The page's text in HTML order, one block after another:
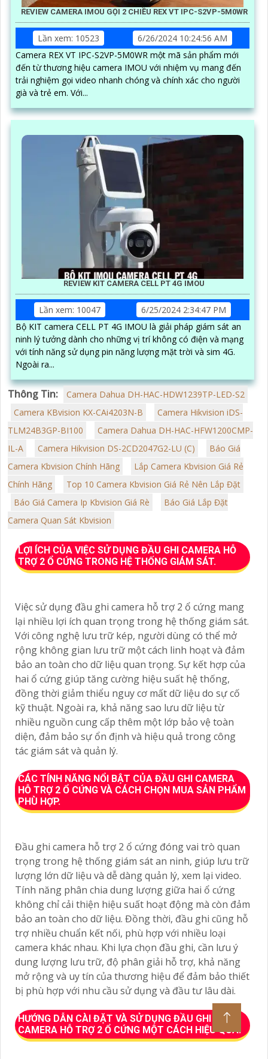
REVIEW CAMERA IMOU GỌI 2 CHIỀU REX VT IPC-S2VP-5M0WR
Lần xem: 10523
6/26/2024 10:24:56 AM
Camera REX VT IPC-S2VP-5M0WR một mã sản phẩm mới
đến từ thương hiệu camera IMOU với nhiệm vụ mang đến
trải nghiệm gọi video nhanh chóng và chính xác cho người
già và trẻ em. Với...
REVIEW KIT CAMERA CELL PT 4G IMOU
Lần xem: 10047
6/25/2024 2:34:47 PM
Bộ KIT camera CELL PT 4G IMOU là giải pháp giám sát an
ninh lý tưởng dành cho những vị trí không có điện và mạng
với tính năng sử dụng pin năng lượng mặt trời và sim 4G.
Ngoài ra...
Thông Tin:
Camera Dahua DH-HAC-HDW1239TP-LED-S2
Camera KBvision KX-CAi4203N-B
Camera Hikvision iDS-
TLM24B3GP-BI100
Camera Dahua DH-HAC-HFW1200CMP-
IL-A
Camera Hikvision DS-2CD2047G2-LU (C)
Báo Giá
Camera Kbvision Chính Hãng
Lắp Camera Kbvision Giá Rẻ
Chính Hãng
Top 10 Camera Kbvision Giá Rẻ Nên Lắp Đặt
Báo Giá Camera Ip Kbvision Giá Rè
Báo Giá Lắp Đặt
Camera Quan Sát Kbvision
LỢI ÍCH CỦA VIỆC SỬ DỤNG ĐẦU GHI CAMERA HỖ
TRỢ 2 Ổ CỨNG TRONG HỆ THỐNG GIÁM SÁT.
Việc sử dụng đầu ghi camera hỗ trợ 2 ổ cứng mang
lại nhiều lợi ích quan trọng trong hệ thống giám sát.
Với công nghệ lưu trữ kép, người dùng có thể mở
rộng không gian lưu trữ một cách linh hoạt và đảm
bảo an toàn cho dữ liệu quan trọng. Sự kết hợp của
hai ổ cứng giúp tăng cường hiệu suất hệ thống,
đồng thời giảm thiểu nguy cơ mất dữ liệu do sự cố
kỹ thuật. Ngoài ra, khả năng sao lưu dữ liệu từ
nhiều nguồn cung cấp thêm một lớp bảo vệ toàn
diện, đảm bảo sự ổn định và hiệu quả trong công
tác giám sát và quản lý.
CÁC TÍNH NĂNG NỔI BẬT CỦA ĐẦU GHI CAMERA
HỖ TRỢ 2 Ổ CỨNG VÀ CÁCH CHỌN MUA SẢN PHẨM
PHÙ HỢP.
Đầu ghi camera hỗ trợ 2 ổ cứng đóng vai trò quan
trọng trong hệ thống giám sát an ninh, giúp lưu trữ
lượng lớn dữ liệu và dễ dàng quản lý, xem lại video.
Tính năng phân chia dung lượng giữa hai ổ cứng
không chỉ cải thiện hiệu suất hoạt động mà còn đảm
bảo an toàn cho dữ liệu. Đồng thời, đầu ghi cũng hỗ
trợ nhiều chuẩn kết nối, phù hợp với nhiều loại
camera khác nhau. Khi lựa chọn đầu ghi, cần lưu ý
dung lượng lưu trữ, độ phân giải hỗ trợ, khả năng
mở rộng và uy tín của thương hiệu để đảm bảo thiết
bị phù hợp với nhu cầu sử dụng và đầu tư lâu dài.
HƯỚNG DẪN CÀI ĐẶT VÀ SỬ DỤNG ĐẦU GHI
CAMERA HỖ TRỢ 2 Ổ CỨNG MỘT CÁCH HIỆU QUẢ.